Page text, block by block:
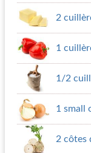
2
1
1/2
1 small
2 côtes